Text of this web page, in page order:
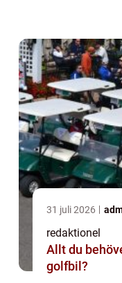
31 juli 2026
redaktionel
Allt du
golfbil?